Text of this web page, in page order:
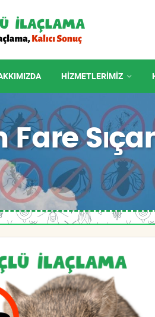
HIZMETLERIMIZ
Fare